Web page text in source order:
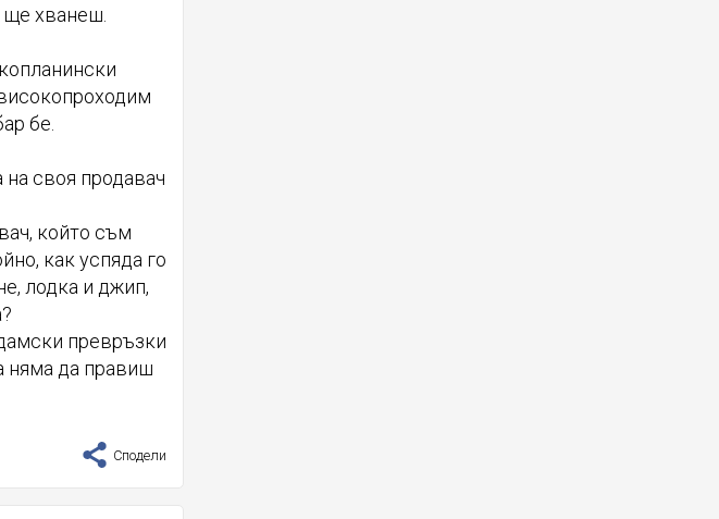
ще хванеш.
бе.
своя продавач
който съм
как успяда го
лодка и джип,
превръзки
няма да правиш
Сподели